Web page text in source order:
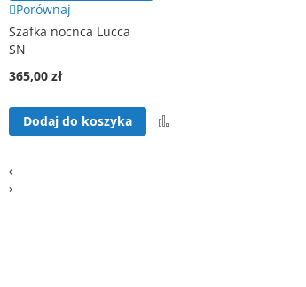
Porównaj
Szafka nocnca Lucca
SN
365,00 zł
Dodaj do koszyka
‹
›